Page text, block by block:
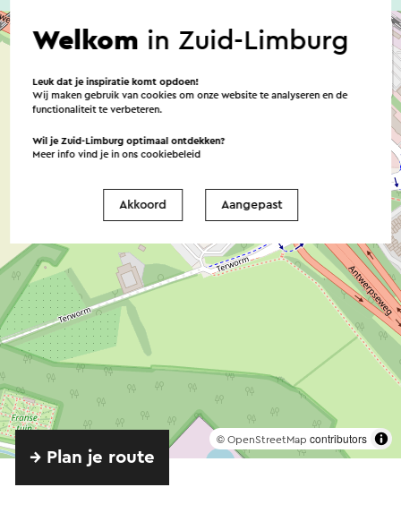
© OpenStreetMap contributors
→ Plan je route
Welkom in Zuid-Limburg
Leuk dat je inspiratie komt opdoen!
Wij maken gebruik van cookies om onze website te analyseren en de
functionaliteit te verbeteren.
Wil je Zuid-Limburg optimaal ontdekken?
Meer info vind je in onscookiebeleid
Akkoord Aangepast